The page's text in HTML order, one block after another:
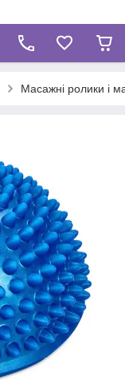
Масажні ролики і